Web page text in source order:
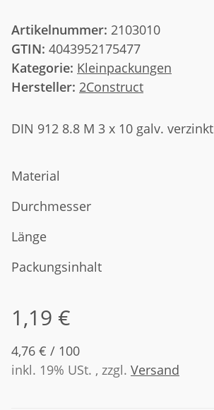
Artikelnummer: 2103010
GTIN: 4043952175477
Kategorie: Kleinpackungen
Hersteller: 2Construct
DIN 912 8.8 M 3 x 10 galv. verzinkt
Material
Durchmesser
Länge
Packungsinhalt
1,19 €
4,76 € / 100
inkl. 19% USt. , zzgl. Versand